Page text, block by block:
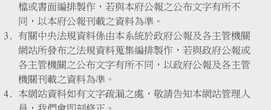
檔或書面編排製作，若與本府公報之公布文字有所不
同，以本府公報刊載之資料為準。
有關中央法規資料係由本系統於政府公報及各主管機關
網站所發布之法規資料蒐集編排製作，若與政府公報或
各主管機關之公布文字有所不同，以政府公報及各主管
機關刊載之資料為準。
本網站資料如有文字疏漏之處，敬請告知本網站管理人
員，我們會即刻修正。